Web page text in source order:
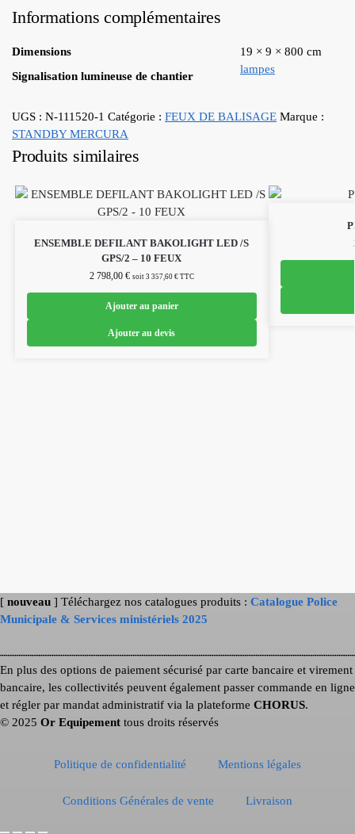
Informations complémentaires
Dimensions
19 × 9 × 800 cm
Signalisation lumineuse de chantier
lampes
UGS : N-111520-1 Catégorie : FEUX DE BALISAGE Marque :
STANDBY MERCURA
Produits similaires
ENSEMBLE DEFILANT BAKOLIGHT LED /S
GPS/2 – 10 FEUX
2 798,00 € soit 3 357,60 €TTC
Ajouter au panier
Ajouter au devis
[ nouveau ] Téléchargez nos catalogues produits : Catalogue Police
Municipale & Services ministériels 2025
En plus des options de paiement sécurisé par carte bancaire et virement
bancaire, les collectivités peuvent également passer commande en ligne
et régler par mandat administratif via la plateforme CHORUS.
© 2025 Or Equipement tous droits réservés
Politique de confidentialité Mentions légales
Conditions Générales de vente Livraison